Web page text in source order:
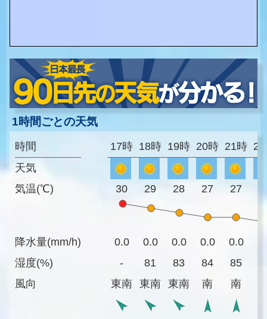
1時間ごとの天気
時間
天気
気温(℃)
降水量(mm/h)
湿度(%)
風向
17時 18時 19時 20時 21時
30 29 28 27 27
0.0 0.0 0.0 0.0 0.0
-
81 83 84 85
東南
東南 東南 南 南